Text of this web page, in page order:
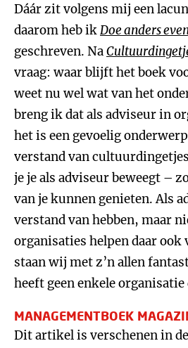
Dáár zit volgens mij een
daarom heb ikDoe anders
geschreven. Na
vraag: waar blijft het boek
weet nu wel wat van het
breng ik dat als adviseur in
het is een gevoelig
verstand van
je je als adviseur beweegt –
van je kunnen genieten. Als
verstand van hebben, maar
organisaties helpen daar
staan wij met z’n allen
heeft geen enkele organisatie
MANAGEMENTBOEK
Dit artikel is verschenen in